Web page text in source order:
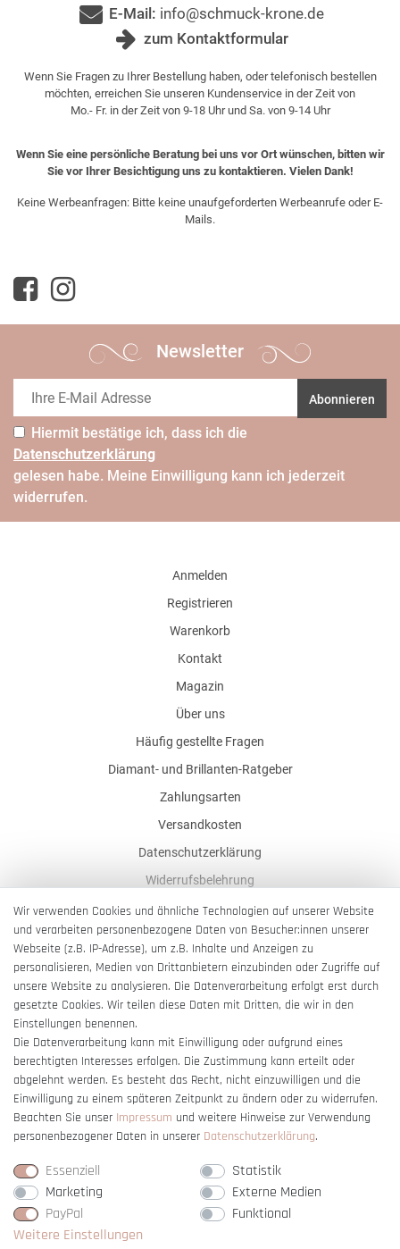
E-Mail: info@schmuck-krone.de
zum Kontaktformular
Wenn Sie Fragen zu Ihrer Bestellung haben, oder telefonisch bestellen
möchten, erreichen Sie unseren Kundenservice in der Zeit von
Mo.- Fr. in der Zeit von 9-18 Uhr und Sa. von 9-14 Uhr
Wenn Sie eine persönliche Beratung bei uns vor Ort wünschen, bitten wir
Sie vor Ihrer Besichtigung uns zu kontaktieren. Vielen Dank!
Keine Werbeanfragen: Bitte keine unaufgeforderten Werbeanrufe oder E-
Mails.
Newsletter
Abonnieren
Hiermit bestätige ich, dass ich die
Daten­schutz­erklärung
gelesen habe. Meine Einwilligung kann ich jederzeit
widerrufen.
Anmelden
Registrieren
Warenkorb
Kontakt
Magazin
Über uns
Häufig gestellte Fragen
Diamant- und Brillanten-Ratgeber
Zahlungsarten
Versandkosten
Datenschutzerklärung
Widerrufsbelehrung
AGB
Impressum
Barrierefreiheitserklärung
Vertrag widerrufen
Wir verwenden Cookies und ähnliche Technologien auf unserer Website
und verarbeiten personenbezogene Daten von Besucher:innen unserer
Webseite (z.B. IP-Adresse), um z.B. Inhalte und Anzeigen zu
personalisieren, Medien von Drittanbietern einzubinden oder Zugriffe auf
unsere Website zu analysieren. Die Datenverarbeitung erfolgt erst durch
gesetzte Cookies. Wir teilen diese Daten mit Dritten, die wir in den
Einstellungen benennen.
Die Datenverarbeitung kann mit Einwilligung oder aufgrund eines
berechtigten Interesses erfolgen. Die Zustimmung kann erteilt oder
abgelehnt werden. Es besteht das Recht, nicht einzuwilligen und die
Einwilligung zu einem späteren Zeitpunkt zu ändern oder zu widerrufen.
Beachten Sie unser Impressum und weitere Hinweise zur Verwendung
personenbezogener Daten in unserer Daten­schutz­erklärung.
Essenziell
Statistik
Marketing
Externe Medien
PayPal
Funktional
Weitere Einstellungen